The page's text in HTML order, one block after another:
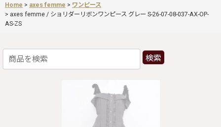
Home > axes femme > ワンピース
> axes femme / ショリダーリボンワンピース グレー S-26-07-08-037-AX-OP-
AS-ZS
検索